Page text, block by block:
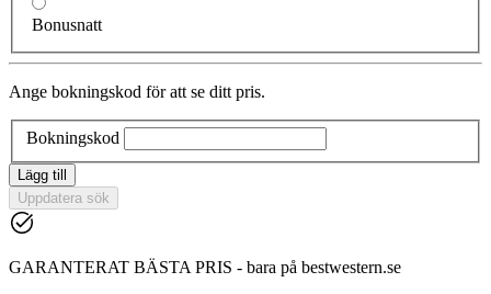
Bonusnatt
Ange bokningskod för att se ditt pris.
Bokningskod
Lägg till
Uppdatera sök
GARANTERAT BÄSTA PRIS - bara på bestwestern.se